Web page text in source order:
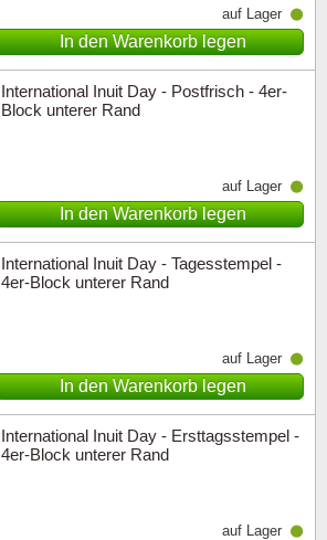
auf Lager
In den Warenkorb legen
International Inuit Day - Postfrisch - 4er-
Block unterer Rand
auf Lager
In den Warenkorb legen
International Inuit Day - Tagesstempel -
4er-Block unterer Rand
auf Lager
In den Warenkorb legen
International Inuit Day - Ersttagsstempel -
4er-Block unterer Rand
auf Lager